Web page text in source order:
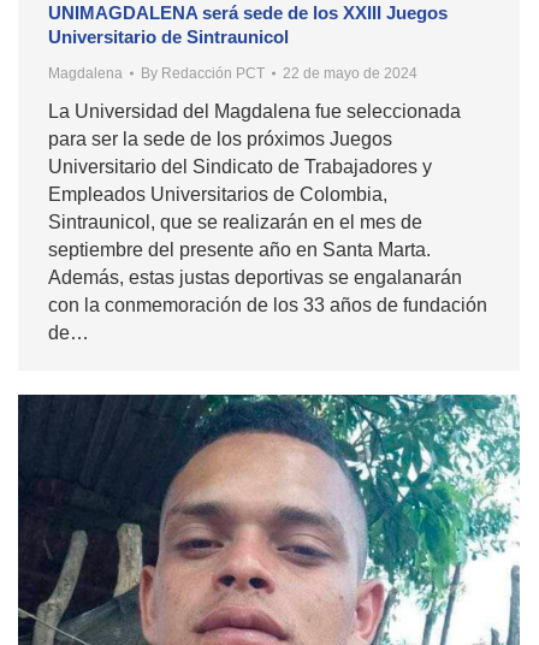
UNIMAGDALENA será sede de los XXIII Juegos
Universitario de Sintraunicol
Magdalena By Redacción PCT 22 de mayo de 2024
La Universidad del Magdalena fue seleccionada
para ser la sede de los próximos Juegos
Universitario del Sindicato de Trabajadores y
Empleados Universitarios de Colombia,
Sintraunicol, que se realizarán en el mes de
septiembre del presente año en Santa Marta.
Además, estas justas deportivas se engalanarán
con la conmemoración de los 33 años de fundación
de…